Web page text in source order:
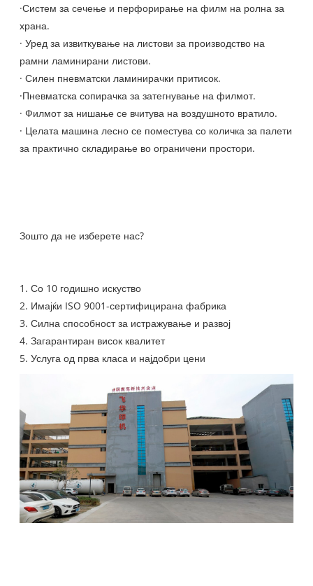
·Систем за сечење и перфорирање на филм на ролна за
храна.
· Уред за извиткување на листови за производство на
рамни ламинирани листови.
· Силен пневматски ламинирачки притисок.
·Пневматска сопирачка за затегнување на филмот.
· Филмот за нишање се вчитува на воздушното вратило.
· Целата машина лесно се поместува со количка за палети
за практично складирање во ограничени простори.
Зошто да не изберете нас?
1. Со 10 годишно искуство
2. Имајќи ISO 9001-сертифицирана фабрика
3. Силна способност за истражување и развој
4. Загарантиран висок квалитет
5. Услуга од прва класа и најдобри цени